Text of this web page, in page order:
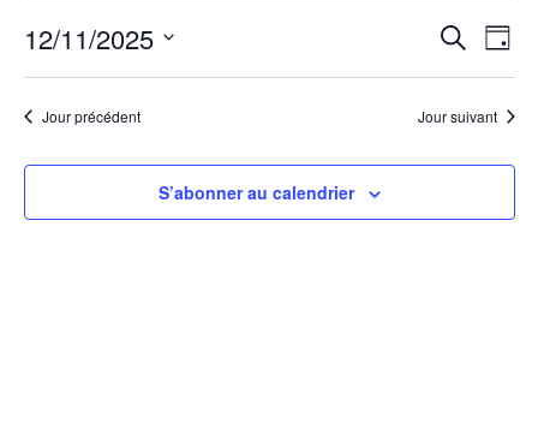
Devenir partenaire
Infos Pratiques
et
Recherche
Jour
12/11/2025
date.Jour précédent Jour suivant
S’abonner au calendrier